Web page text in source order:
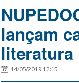
lançam
14/05/2019 12:15